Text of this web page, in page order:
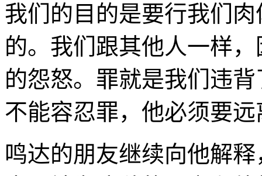
我们的目的是要行我们
的。我们跟其他人一样
的怨怒。罪就是我们违
不能容忍罪，他必须要远
鸣达的朋友继续向他解